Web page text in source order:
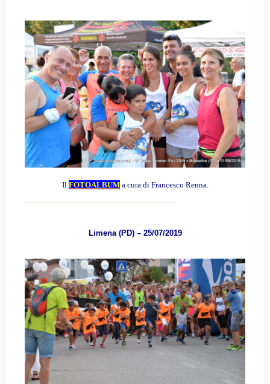
Il FOTOALBUM a cura di Francesco Renna.
Limena (PD) – 25/07/2019